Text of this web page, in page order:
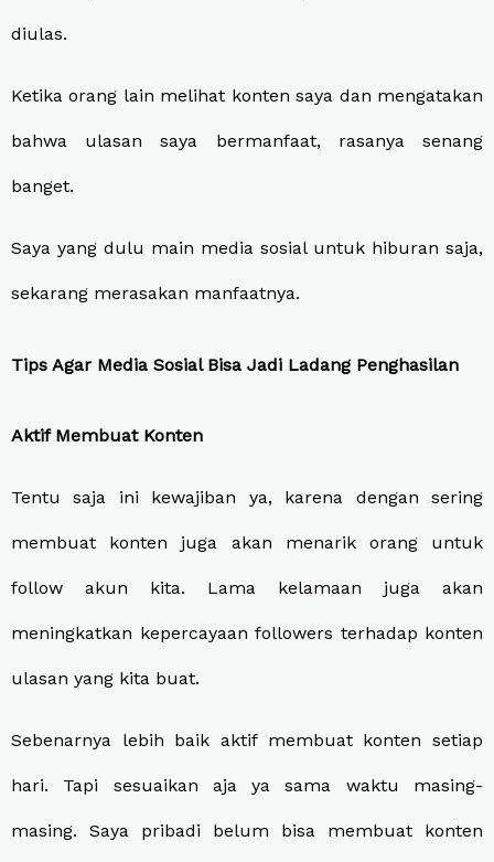
diulas.
Ketika orang lain melihat konten saya dan mengatakan
bahwa ulasan saya bermanfaat, rasanya senang
banget.
Saya yang dulu main media sosial untuk hiburan saja,
sekarang merasakan manfaatnya.
Tips Agar Media Sosial Bisa Jadi Ladang Penghasilan
Aktif Membuat Konten
Tentu saja ini kewajiban ya, karena dengan sering
membuat konten juga akan menarik orang untuk
follow akun kita. Lama kelamaan juga akan
meningkatkan kepercayaan followers terhadap konten
ulasan yang kita buat.
Sebenarnya lebih baik aktif membuat konten setiap
hari. Tapi sesuaikan aja ya sama waktu masing-
masing. Saya pribadi belum bisa membuat konten